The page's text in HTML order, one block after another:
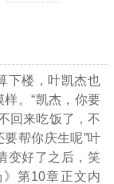
下楼，叶凯杰也
。“凯杰，你要
回来吃饭了，不
帮你庆生呢”叶
变好了之后，笑
第10章正文内